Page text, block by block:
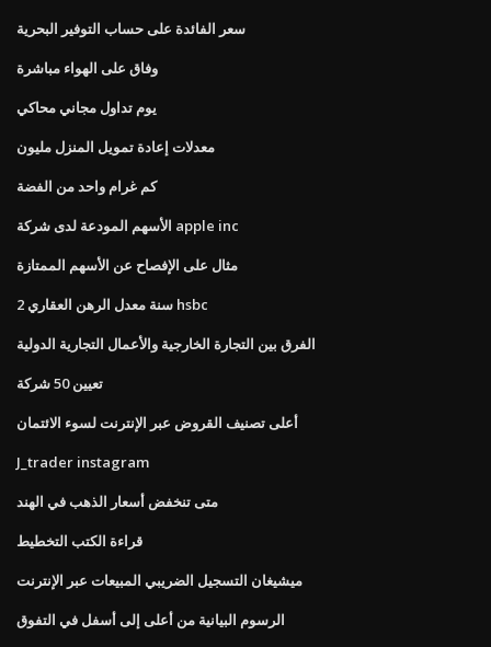
سعر الفائدة على حساب التوفير البحرية
وفاق على الهواء مباشرة
يوم تداول مجاني محاكي
معدلات إعادة تمويل المنزل مليون
كم غرام واحد من الفضة
الأسهم المودعة لدى شركة apple inc
مثال على الإفصاح عن الأسهم الممتازة
2 سنة معدل الرهن العقاري hsbc
الفرق بين التجارة الخارجية والأعمال التجارية الدولية
تعيين 50 شركة
أعلى تصنيف القروض عبر الإنترنت لسوء الائتمان
J_trader instagram
متى تنخفض أسعار الذهب في الهند
قراءة الكتب التخطيط
ميشيغان التسجيل الضريبي المبيعات عبر الإنترنت
الرسوم البيانية من أعلى إلى أسفل في التفوق